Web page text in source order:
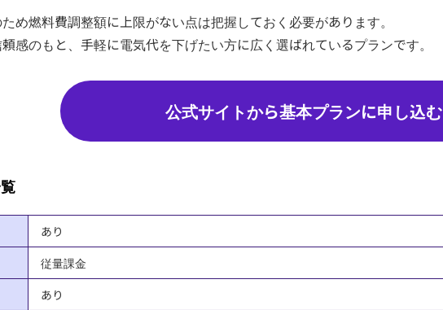
め燃料費調整額に上限がない点は把握しておく必要があります。
感のもと、手軽に電気代を下げたい方に広く選ばれているプランです。
公式サイトから基本プランに申し込む
あり
従量課金
あり